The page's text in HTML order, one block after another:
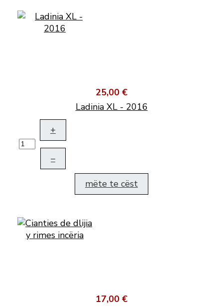
25,00 €
Ladinia XL - 2016
+
–
mëte te cëst
17,00 €